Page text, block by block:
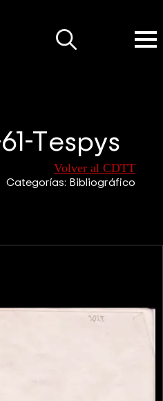
Tespys
Volver al CDTT
Categorías: Bibliográfico